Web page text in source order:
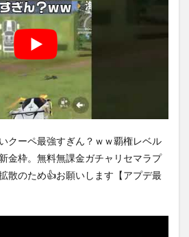
クーペ最強すぎん？ｗｗ覇権レベル
金枠。無料無課金ガチャリセマラプ
散のため👍お願いします【アプデ最